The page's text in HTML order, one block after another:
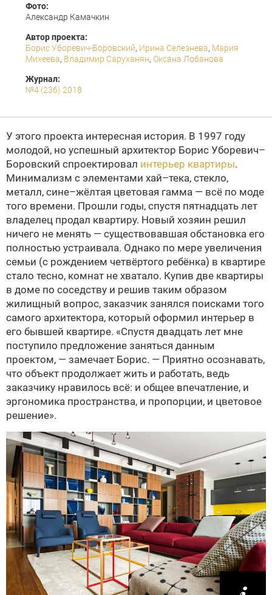
Фото:
Александр Камачкин
Автор проекта:
Борис Уборевич-Боровский, Ирина Селезнева, Мария
Михеева, Владимир Саруханян, Оксана Лобанова
Журнал:
№4 (236) 2018
У этого проекта интересная история. В 1997 году
молодой, но успешный архитектор Борис Уборевич–
Боровский спроектировал интерьер квартиры.
Минимализм с элементами хай–тека, стекло,
металл, сине–жёлтая цветовая гамма — всё по моде
того времени. Прошли годы, спустя пятнадцать лет
владелец продал квартиру. Новый хозяин решил
ничего не менять — существовавшая обстановка его
полностью устраивала. Однако по мере увеличения
семьи (с рождением четвёртого ребёнка) в квартире
стало тесно, комнат не хватало. Купив две квартиры
в доме по соседству и решив таким образом
жилищный вопрос, заказчик занялся поисками того
самого архитектора, который оформил интерьер в
его бывшей квартире. «Спустя двадцать лет мне
поступило предложение заняться данным
проектом, — замечает Борис. — Приятно осознавать,
что объект продолжает жить и работать, ведь
заказчику нравилось всё: и общее впечатление, и
эргономика пространства, и пропорции, и цветовое
решение».